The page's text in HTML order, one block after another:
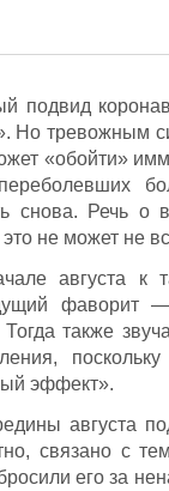
подвид
Но тревожным
«обойти»
снова. Речь о
не может не
августа к
фаворит
также
эффект».
августа
связано с
его за